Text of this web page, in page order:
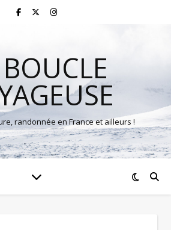
randonnée en France et ailleurs !